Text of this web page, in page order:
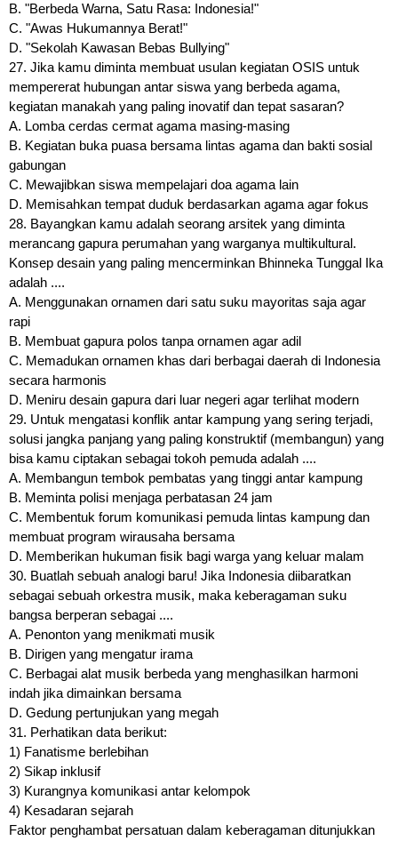
B. "Berbeda Warna, Satu Rasa: Indonesia!"
C. "Awas Hukumannya Berat!"
D. "Sekolah Kawasan Bebas Bullying"
27. Jika kamu diminta membuat usulan kegiatan OSIS untuk
mempererat hubungan antar siswa yang berbeda agama,
kegiatan manakah yang paling inovatif dan tepat sasaran?
A. Lomba cerdas cermat agama masing-masing
B. Kegiatan buka puasa bersama lintas agama dan bakti sosial
gabungan
C. Mewajibkan siswa mempelajari doa agama lain
D. Memisahkan tempat duduk berdasarkan agama agar fokus
28. Bayangkan kamu adalah seorang arsitek yang diminta
merancang gapura perumahan yang warganya multikultural.
Konsep desain yang paling mencerminkan Bhinneka Tunggal Ika
adalah ....
A. Menggunakan ornamen dari satu suku mayoritas saja agar
rapi
B. Membuat gapura polos tanpa ornamen agar adil
C. Memadukan ornamen khas dari berbagai daerah di Indonesia
secara harmonis
D. Meniru desain gapura dari luar negeri agar terlihat modern
29. Untuk mengatasi konflik antar kampung yang sering terjadi,
solusi jangka panjang yang paling konstruktif (membangun) yang
bisa kamu ciptakan sebagai tokoh pemuda adalah ....
A. Membangun tembok pembatas yang tinggi antar kampung
B. Meminta polisi menjaga perbatasan 24 jam
C. Membentuk forum komunikasi pemuda lintas kampung dan
membuat program wirausaha bersama
D. Memberikan hukuman fisik bagi warga yang keluar malam
30. Buatlah sebuah analogi baru! Jika Indonesia diibaratkan
sebagai sebuah orkestra musik, maka keberagaman suku
bangsa berperan sebagai ....
A. Penonton yang menikmati musik
B. Dirigen yang mengatur irama
C. Berbagai alat musik berbeda yang menghasilkan harmoni
indah jika dimainkan bersama
D. Gedung pertunjukan yang megah
31. Perhatikan data berikut:
1) Fanatisme berlebihan
2) Sikap inklusif
3) Kurangnya komunikasi antar kelompok
4) Kesadaran sejarah
Faktor penghambat persatuan dalam keberagaman ditunjukkan